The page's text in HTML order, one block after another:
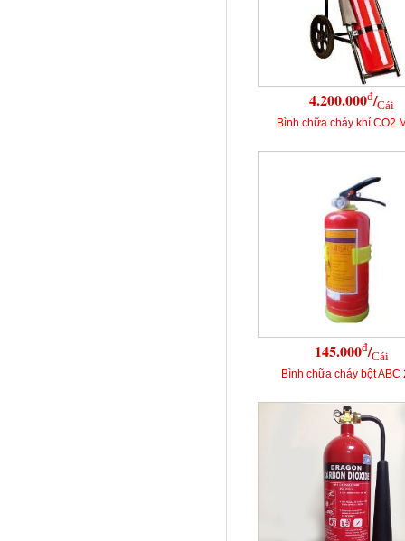
4.200.000đ/Cái
Bình chữa cháy khí CO2
145.000đ/Cái
Bình chữa cháy bột ABC